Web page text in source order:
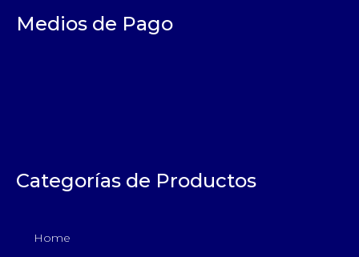
Medios de Pago
Categorías de Productos
Home